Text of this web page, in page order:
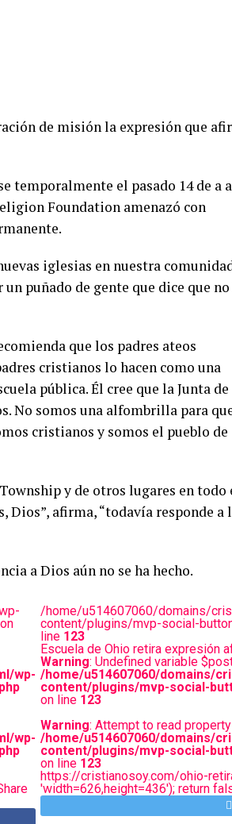
de misión la expresión que
temporalmente el pasado 14 de a a
Foundation amenazó con
iglesias en nuestra
puñado de gente que dice que
que los padres ateos
cristianos lo hacen como una
pública. Él cree que la Junta de
No somos una alfombrilla para
cristianos y somos el pueblo de
y de otros lugares en todo
Dios”, afirma, “todavía responde a
a Dios aún no se ha hecho.
wp-
wp-
/home/u514607060/domains/
content/plugins/mvp-social-
line 123
Escuela de Ohio retira expresión
Warning: Undefined variable
/home/u514607060/domains/
content/plugins/mvp-social-
on line 123
Warning: Attempt to read
/home/u514607060/domains/
content/plugins/mvp-social-
on line 123
https://cristianosoy.com/ohio-
'width=626,height=436'); return